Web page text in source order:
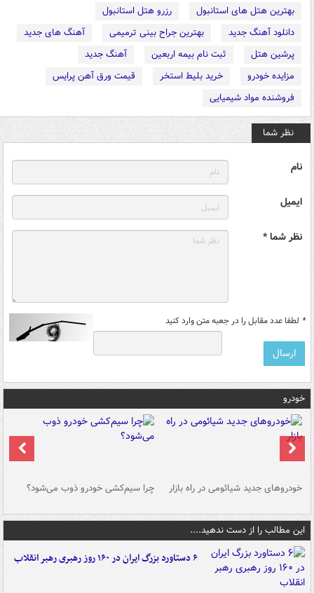
بهترین هتل های استانبول
رزرو هتل استانبول
دانلود آهنگ جدید
بهترین جراح بینی ترمیمی
آهنگ های جدید
پرشین هتل
ثبت نام بیمه اربعین
آهنگ جدید
مزایده خودرو
خرید بلیط استخر
قیمت ورق آهن پرایس
فروشنده مواد شیمیایی
نظر شما
نام
ایمیل
نظر شما *
* لطفا عدد مقابل را در جعبه متن وارد کنید
خودرو
خودروهای جدید شیائومی در راه بازار چرا سیم‌کشی خودرو ذوب می‌شود؟
این مطالب را از دست ندهید....
۶ دستاورد بزرگ ایران در ۱۶۰ روز رهبری رهبر انقلاب